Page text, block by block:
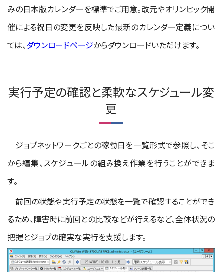
みの日本版カレンダーを標準でご用意。改元やオリンピック開
催による祝日の変更を反映した最新のカレンダー定義につい
ては、ダウンロードページからダウンロードいただけます。
実行予定の確認と柔軟なスケジュール変
更
ジョブネットワークごとの稼働日を一覧形式で参照し、そこ
から編集、スケジュールの組み換え作業を行うことができま
す。
前回の状態や実行予定の状態を一覧で確認することができ
るため、障害時に前回との比較などが行えるなど、全体状況の
把握とジョブの確実な実行を支援します。